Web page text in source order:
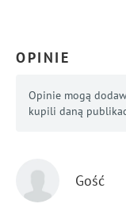
OPINIE
Opinie mogą
kupili daną
Gość